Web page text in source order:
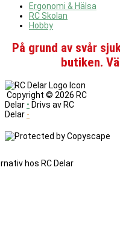
Ergonomi & Hälsa
RC Skolan
Hobby
På grund av svår
butiken.
Copyright © 2026 RC
Delar • Drivs av RC
Delar -